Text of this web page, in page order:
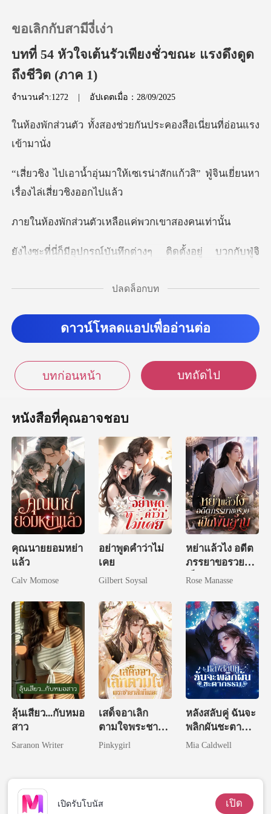
เติมเงิน
ออกจากระบบ
ขอเลิกกับสามีงี่เง่า
บทที่ 54 หัวใจเต้นรัวเพียงชั่วขณะ แรงดึงดูด
ถึงชีวิต (ภาค 1)
จำนวนคำ:1272 | อัปเดตเมื่อ：28/09/2025
องช่วยกันประคองสือเนี่
ซเรน่าสักแก้วสิ” ฟู่จินเยี่ยน
นตัวเหลือแค่พวก
ู่ บวกกับฟู่จิ
ปลดล็อกบท
ดาวน์โหลดแอปเพื่ออ่านต่อ
บทก่อนหน้า บทถัดไป
หนังสือที่คุณอาจชอบ
คุณนายยอมหย่า
แล้ว
Calv Momose
อย่าพูดคำว่าไม่
เคย
Gilbert Soysal
หย่าแล้วไง อดีต
ภรรยาขอรวย
เป็นพันล้าน
Rose Manasse
ลุ้นเสียว...กับหมอ
สาว
Saranon Writer
เสด็จอาเลิก
ตามใจพระชายา
สักทีเถอะ
Pinkygirl
หลังสลับคู่ ฉันจะ
พลิกผันชะตา
กรรม
Mia Caldwell
เปิดรับโบนัส เปิด